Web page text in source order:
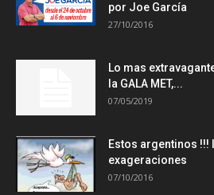
por Joe García
27/10/2016
Lo mas
la GALA MET,...
07/05/2019
Estos argentinos
exageraciones
07/10/2016